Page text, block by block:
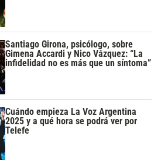
Santiago Girona, psicólogo, sobre
Gimena Accardi y Nico Vázquez: “La
infidelidad no es más que un síntoma”
Cuándo empieza La Voz Argentina
2025 y a qué hora se podrá ver por
Telefe